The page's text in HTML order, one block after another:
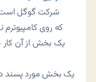
شرکت گوگل است
یک بخش از آن کار
یک بخش مورد پسند